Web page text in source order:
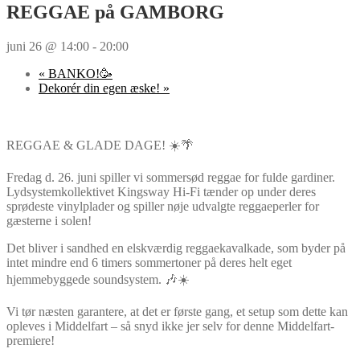
REGGAE på GAMBORG
juni 26 @ 14:00 - 20:00
« BANKO!🥳
Dekorér din egen æske! »
REGGAE & GLADE DAGE! ☀️🌴
Fredag d. 26. juni spiller vi sommersød reggae for fulde gardiner.
Lydsystemkollektivet Kingsway Hi-Fi tænder op under deres
sprødeste vinylplader og spiller nøje udvalgte reggaeperler for
gæsterne i solen!
Det bliver i sandhed en elskværdig reggaekavalkade, som byder på
intet mindre end 6 timers sommertoner på deres helt eget
hjemmebyggede soundsystem. 🎶☀️
Vi tør næsten garantere, at det er første gang, et setup som dette kan
opleves i Middelfart – så snyd ikke jer selv for denne Middelfart-
premiere!